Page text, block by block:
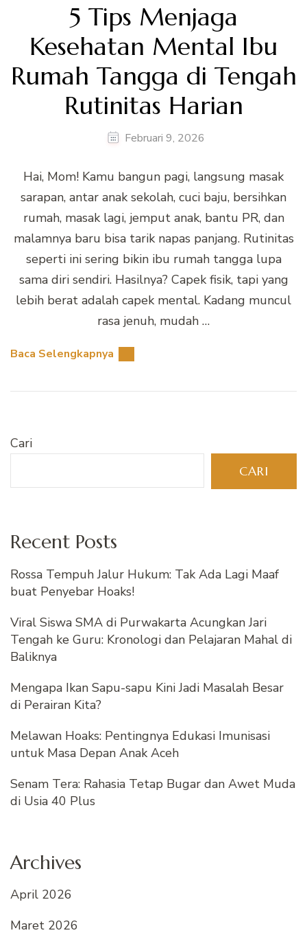
5 Tips Menjaga
Kesehatan Mental Ibu
Rumah Tangga di Tengah
Rutinitas Harian
Februari 9, 2026
Hai, Mom! Kamu bangun pagi, langsung masak
sarapan, antar anak sekolah, cuci baju, bersihkan
rumah, masak lagi, jemput anak, bantu PR, dan
malamnya baru bisa tarik napas panjang. Rutinitas
seperti ini sering bikin ibu rumah tangga lupa
sama diri sendiri. Hasilnya? Capek fisik, tapi yang
lebih berat adalah capek mental. Kadang muncul
rasa jenuh, mudah …
Baca Selengkapnya
Cari
CARI
Recent Posts
Rossa Tempuh Jalur Hukum: Tak Ada Lagi Maaf
buat Penyebar Hoaks!
Viral Siswa SMA di Purwakarta Acungkan Jari
Tengah ke Guru: Kronologi dan Pelajaran Mahal di
Baliknya
Mengapa Ikan Sapu-sapu Kini Jadi Masalah Besar
di Perairan Kita?
Melawan Hoaks: Pentingnya Edukasi Imunisasi
untuk Masa Depan Anak Aceh
Senam Tera: Rahasia Tetap Bugar dan Awet Muda
di Usia 40 Plus
Archives
April 2026
Maret 2026